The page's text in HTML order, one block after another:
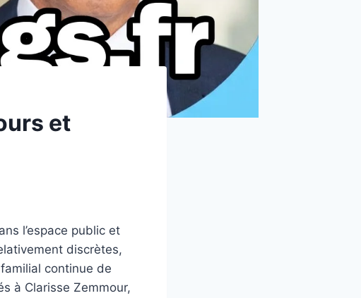
et
l’espace public et
discrètes,
continue de
à Clarisse Zemmour,